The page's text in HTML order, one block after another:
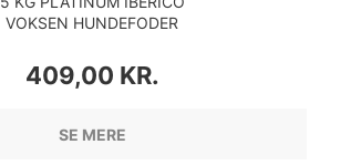
VOKSEN HUNDEFODER
PRIS
409,00 KR.
SE MERE